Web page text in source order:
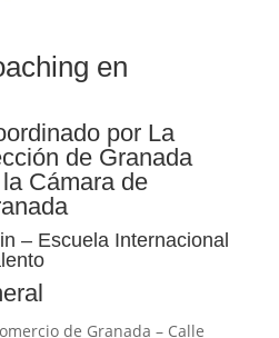
en
por La
de Granada
Cámara de
– Escuela Internacional
de Granada – Calle